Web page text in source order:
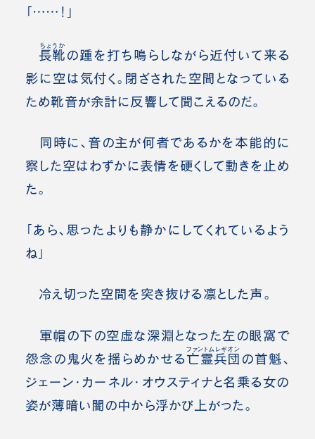
「……！」
長靴
ちょうか
の踵を打ち鳴らしながら近付いて来る
影に空は気付く。閉ざされた空間となっている
ため靴音が余計に反響して聞こえるのだ。
同時に、音の主が何者であるかを本能的に
察した空はわずかに表情を硬くして動きを止め
た。
「あら、思ったよりも静かにしてくれているよう
ね」
冷え切った空間を突き抜ける凛とした声。
軍帽の下の空虚な深淵となった左の眼窩で
怨念の鬼火を揺らめかせる 亡霊兵団
ファントムレギオン
の首魁、
ジェーン・カーネル・オウスティナと名乗る女の
姿が薄暗い闇の中から浮かび上がった。